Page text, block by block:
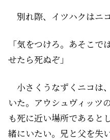
別れ際、イツハクはニ
「気をつけろ。あそこ
せたら死ぬぞ」
小さくうなずくニコは
いた。アウシュヴィッツ
も死に近い場所であると
緒にいたい。兄と父を失